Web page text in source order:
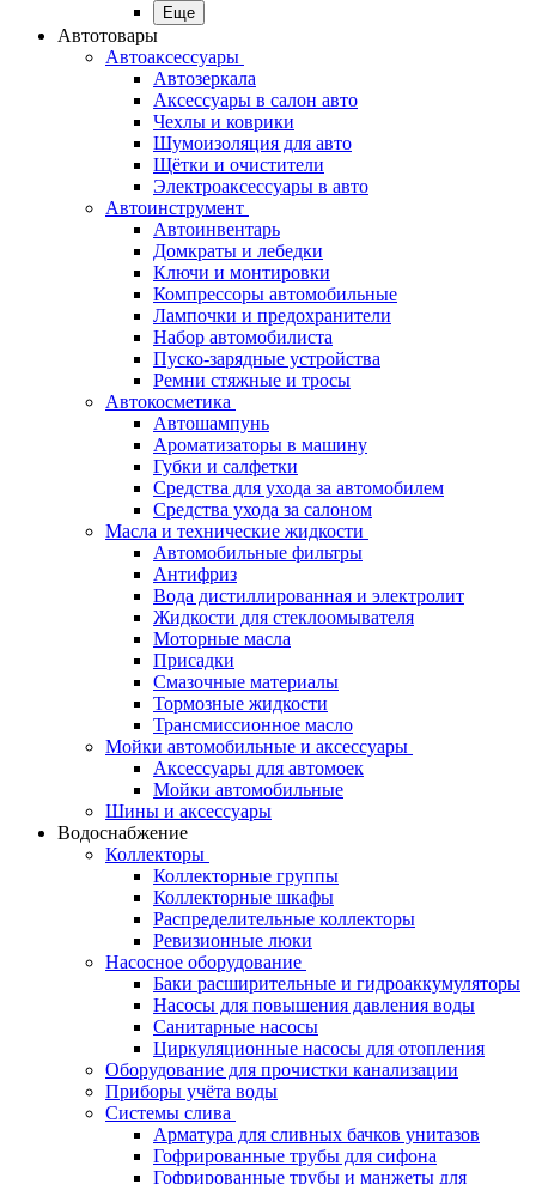
Еще
Автотовары
Автоаксессуары
Автозеркала
Аксессуары в салон авто
Чехлы и коврики
Шумоизоляция для авто
Щётки и очистители
Электроаксессуары в авто
Автоинструмент
Автоинвентарь
Домкраты и лебедки
Ключи и монтировки
Компрессоры автомобильные
Лампочки и предохранители
Набор автомобилиста
Пуско-зарядные устройства
Ремни стяжные и тросы
Автокосметика
Автошампунь
Ароматизаторы в машину
Губки и салфетки
Средства для ухода за автомобилем
Средства ухода за салоном
Масла и технические жидкости
Автомобильные фильтры
Антифриз
Вода дистиллированная и электролит
Жидкости для стеклоомывателя
Моторные масла
Присадки
Смазочные материалы
Тормозные жидкости
Трансмиссионное масло
Мойки автомобильные и аксессуары
Аксессуары для автомоек
Мойки автомобильные
Шины и аксессуары
Водоснабжение
Коллекторы
Коллекторные группы
Коллекторные шкафы
Распределительные коллекторы
Ревизионные люки
Насосное оборудование
Баки расширительные и гидроаккумуляторы
Насосы для повышения давления воды
Санитарные насосы
Циркуляционные насосы для отопления
Оборудование для прочистки канализации
Приборы учёта воды
Системы слива
Арматура для сливных бачков унитазов
Гофрированные трубы для сифона
Гофрированные трубы и манжеты для